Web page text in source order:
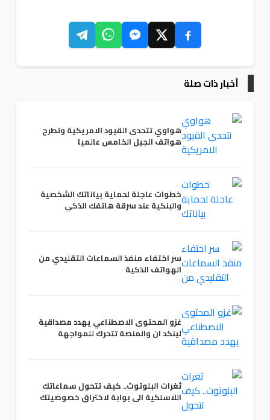
أخبار ذات صلة
هواوي تتحدى القيود الامريكية وتطرح
هواتف الجيل الخامس عالميا
خطوات عاجلة لحماية بياناتك الشخصية
والبنكية عند سرقة هاتفك الذكي
سر اختفاء منفذ السماعات التقليدي من
الهواتف الذكية
غزو المحتوى الاصطناعي يهدد مصداقية
لينكد ان والمنصة تتحرك للمواجهة
ثغرات البلوتوث.. كيف تتحول سماعاتك
اللاسلكية الى بوابة لاختراق خصوصيتك